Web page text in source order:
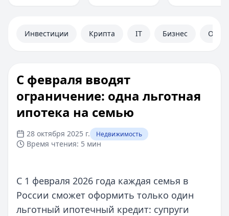
Инвестиции Крипта IT Бизнес
С февраля вводят
ограничение: одна льготная
ипотека на семью
28 октября 2025 г. Недвижимость
Время чтения: 5 мин
С 1 февраля 2026 года каждая семья в
России сможет оформить только один
льготный ипотечный кредит: супруги